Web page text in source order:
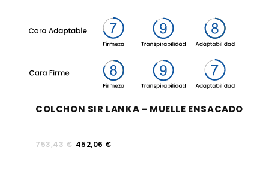
COLCHON SIR LANKA - MUELLE ENSACADO
753,43 € 452,06 €